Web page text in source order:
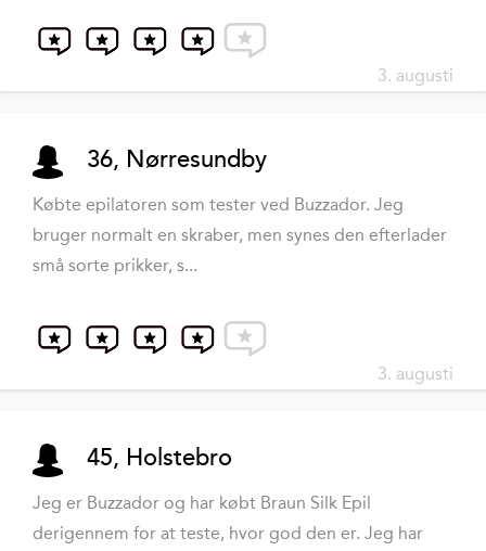
3. augusti
36, Nørresundby
Købte epilatoren som tester ved Buzzador. Jeg
bruger normalt en skraber, men synes den efterlader
små sorte prikker, s...
3. augusti
45, Holstebro
Jeg er Buzzador og har købt Braun Silk Epil
derigennem for at teste, hvor god den er. Jeg har